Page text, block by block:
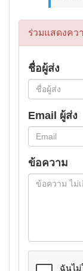
ร่วมแสดงคว
ชื่อผู้ส่ง
Email ผู้ส่ง
ข้อความ